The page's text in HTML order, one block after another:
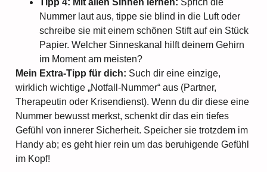
Nummer laut aus, tippe sie blind in die Luft oder
schreibe sie mit einem schönen Stift auf ein Stück
Papier. Welcher Sinneskanal hilft deinem Gehirn
im Moment am meisten?
Mein Extra-Tipp für dich: Such dir eine einzige,
wirklich wichtige „Notfall-Nummer“ aus (Partner,
Therapeutin oder Krisendienst). Wenn du dir diese eine
Nummer bewusst merkst, schenkt dir das ein tiefes
Gefühl von innerer Sicherheit. Speicher sie trotzdem im
Handy ab; es geht hier rein um das beruhigende Gefühl
im Kopf!